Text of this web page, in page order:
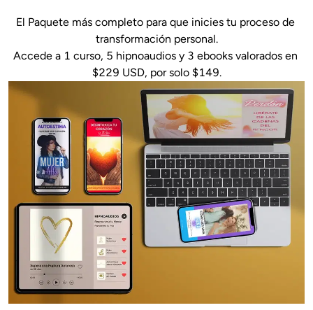
El Paquete más completo para que inicies tu proceso de
transformación personal.
Accede a 1 curso, 5 hipnoaudios y 3 ebooks valorados en
$229 USD, por solo $149.